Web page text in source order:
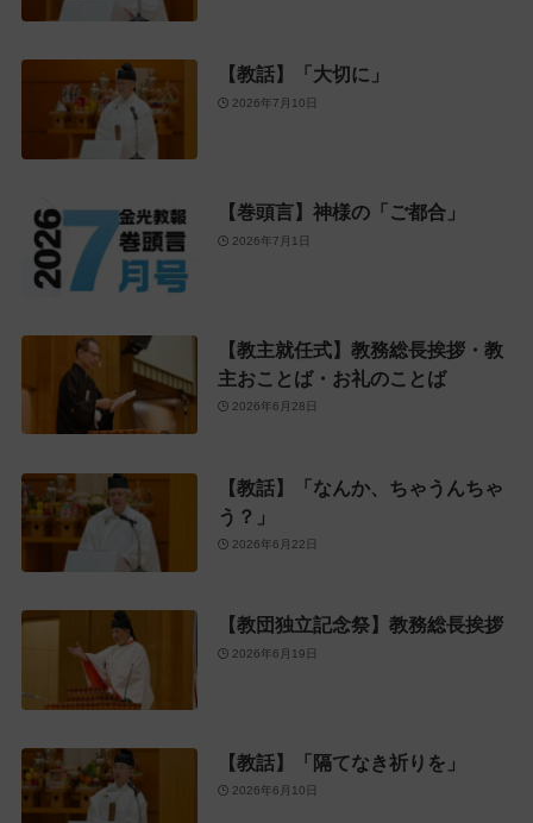
【教話】「大切に」
2026年7月10日
【巻頭言】神様の「ご都合」
2026年7月1日
【教主就任式】教務総長挨拶・教
主おことば・お礼のことば
2026年6月28日
【教話】「なんか、ちゃうんちゃ
う？」
2026年6月22日
【教団独立記念祭】教務総長挨拶
2026年6月19日
【教話】「隔てなき祈りを」
2026年6月10日